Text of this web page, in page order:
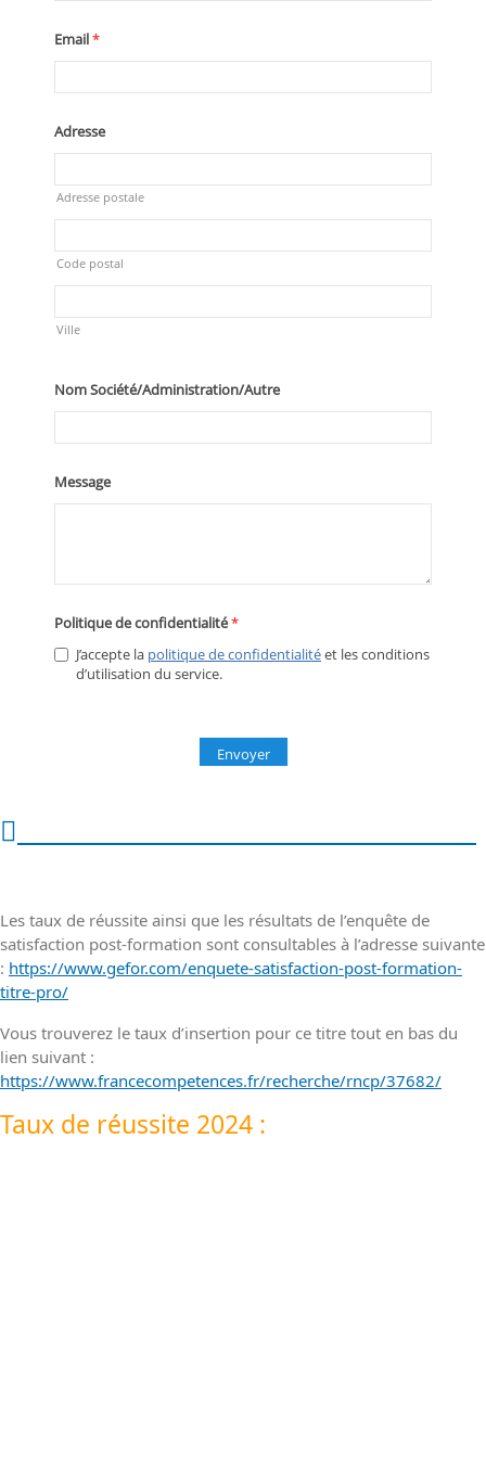
Les taux de réussite ainsi que les résultats de l’enquête de
satisfaction post-formation sont consultables à l’adresse suivante
: https://www.gefor.com/enquete-satisfaction-post-formation-
titre-pro/
Vous trouverez le taux d’insertion pour ce titre tout en bas du
lien suivant :
https://www.francecompetences.fr/recherche/rncp/37682/
Taux de réussite 2024 :